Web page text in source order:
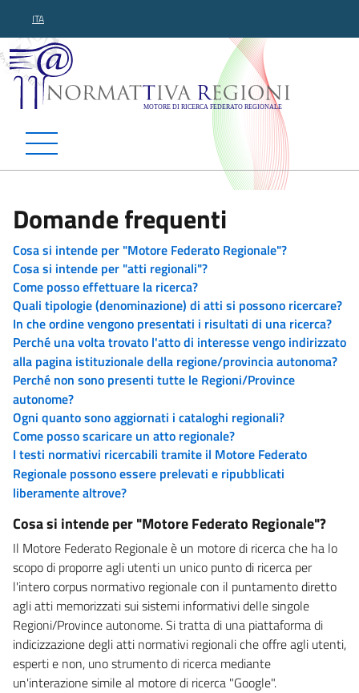
ITA
Normattiva Regioni -
Domande frequenti
Cosa si intende per "Motore Federato Regionale"?
Cosa si intende per "atti regionali"?
Come posso effettuare la ricerca?
Quali tipologie (denominazione) di atti si possono ricercare?
In che ordine vengono presentati i risultati di una ricerca?
Perché una volta trovato l'atto di interesse vengo indirizzato
alla pagina istituzionale della regione/provincia autonoma?
Perché non sono presenti tutte le Regioni/Province
autonome?
Ogni quanto sono aggiornati i cataloghi regionali?
Come posso scaricare un atto regionale?
I testi normativi ricercabili tramite il Motore Federato
Regionale possono essere prelevati e ripubblicati
liberamente altrove?
Cosa si intende per "Motore Federato Regionale"?
Il Motore Federato Regionale è un motore di ricerca che ha lo
scopo di proporre agli utenti un unico punto di ricerca per
l'intero corpus normativo regionale con il puntamento diretto
agli atti memorizzati sui sistemi informativi delle singole
Regioni/Province autonome. Si tratta di una piattaforma di
indicizzazione degli atti normativi regionali che offre agli utenti,
esperti e non, uno strumento di ricerca mediante
un'interazione simile al motore di ricerca "Google".